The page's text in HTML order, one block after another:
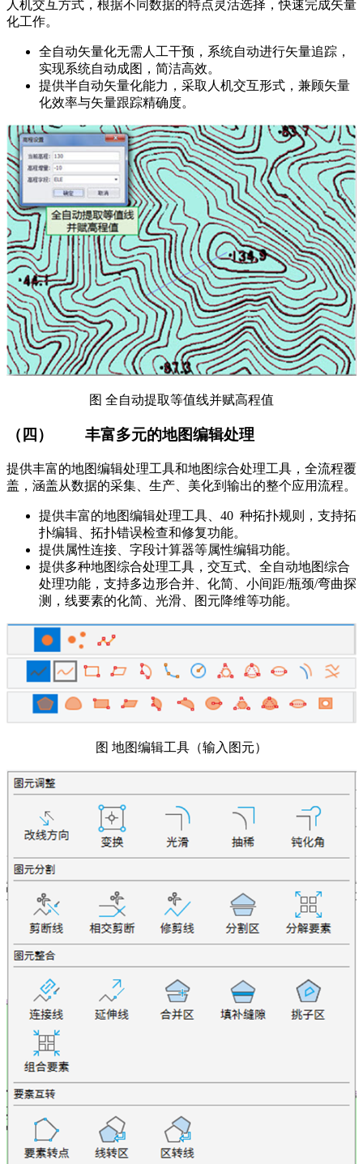
人机交互方式，根据不同数据的特点灵活选择，快速完成矢量
化工作。
全自动矢量化无需人工干预，系统自动进行矢量追踪，
实现系统自动成图，简洁高效。
提供半自动矢量化能力，采取人机交互形式，兼顾矢量
化效率与矢量跟踪精确度。
图 全自动提取等值线并赋高程值
（四） 丰富多元的地图编辑处理
提供丰富的地图编辑处理工具和地图综合处理工具，全流程覆
盖，涵盖从数据的采集、生产、美化到输出的整个应用流程。
提供丰富的地图编辑处理工具、40 种拓扑规则，支持拓
扑编辑、拓扑错误检查和修复功能。
提供属性连接、字段计算器等属性编辑功能。
提供多种地图综合处理工具，交互式、全自动地图综合
处理功能，支持多边形合并、化简、小间距/瓶颈/弯曲探
测，线要素的化简、光滑、图元降维等功能。
图 地图编辑工具（输入图元）